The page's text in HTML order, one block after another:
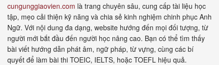
cungunggiaovien.com là trang chuyên sâu, cung cấp tài liệu học
tập, mẹo cải thiện kỹ năng và chia sẻ kinh nghiệm chinh phục Anh
Ngữ. Với nội dung đa dạng, website hướng đến mọi đối tượng, từ
người mới bắt đầu đến người học nâng cao. Bạn có thể tìm thấy
bài viết hướng dẫn phát âm, ngữ pháp, từ vựng, cùng các bí
quyết để làm bài thi TOEIC, IELTS, hoặc TOEFL hiệu quả.